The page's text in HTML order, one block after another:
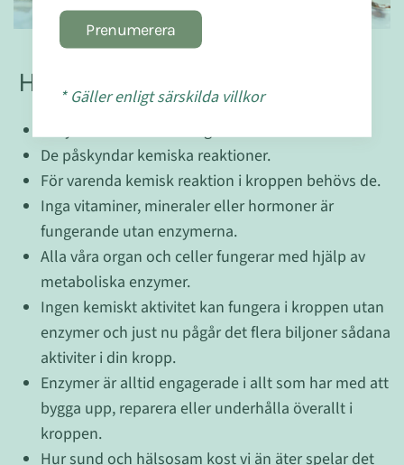
Helt kort:
De påskyndar kemiska reaktioner.
För varenda kemisk reaktion i kroppen behövs de.
Inga vitaminer, mineraler eller hormoner är
fungerande utan enzymerna.
Alla våra organ och celler fungerar med hjälp av
metaboliska enzymer.
Ingen kemiskt aktivitet kan fungera i kroppen utan
enzymer och just nu pågår det flera biljoner sådana
aktiviter i din kropp.
Enzymer är alltid engagerade i allt som har med att
bygga upp, reparera eller underhålla överallt i
kroppen.
Hur sund och hälsosam kost vi än äter spelar det
Prenumerera
* Gäller enligt särskilda villkor